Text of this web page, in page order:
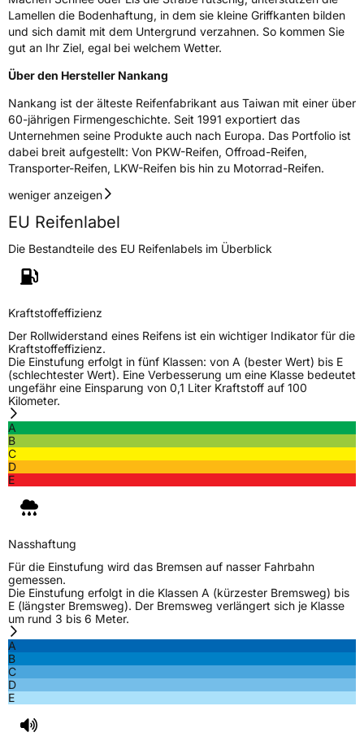
M+SJa
C-ReifenJa
EffizienzC
NasshaftungB
Rollgeräusch (Klasse)
EPREL ID470716
Allgemeine Produktsicherheit (GPSR)
Herstellerkontakt
Lamellen die Bodenhaftung, in dem sie kleine Griffkanten bilden
und sich damit mit dem Untergrund verzahnen. So kommen Sie
gut an Ihr Ziel, egal bei welchem Wetter.
Über den Hersteller Nankang
Nankang ist der älteste Reifenfabrikant aus Taiwan mit einer über
60-jährigen Firmengeschichte. Seit 1991 exportiert das
Unternehmen seine Produkte auch nach Europa. Das Portfolio ist
dabei breit aufgestellt: Von PKW-Reifen, Offroad-Reifen,
Transporter-Reifen, LKW-Reifen bis hin zu Motorrad-Reifen.
weniger anzeigen
EU Reifenlabel
Die Bestandteile des EU Reifenlabels im Überblick
Kraftstoffeffizienz
Der Rollwiderstand eines Reifens ist ein wichtiger Indikator für die
Kraftstoffeffizienz.
Die Einstufung erfolgt in fünf Klassen: von A (bester Wert) bis E
(schlechtester Wert). Eine Verbesserung um eine Klasse bedeutet
ungefähr eine Einsparung von 0,1 Liter Kraftstoff auf 100
Kilometer.
A
B
C
D
E
Nasshaftung
Für die Einstufung wird das Bremsen auf nasser Fahrbahn
gemessen.
Die Einstufung erfolgt in die Klassen A (kürzester Bremsweg) bis
E (längster Bremsweg). Der Bremsweg verlängert sich je Klasse
um rund 3 bis 6 Meter.
A
B
C
D
E